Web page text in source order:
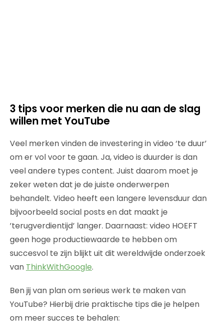
3 tips voor merken die nu aan de slag
willen met YouTube
Veel merken vinden de investering in video ‘te duur’
om er vol voor te gaan. Ja, video is duurder is dan
veel andere types content. Juist daarom moet je
zeker weten dat je de juiste onderwerpen
behandelt. Video heeft een langere levensduur dan
bijvoorbeeld social posts en dat maakt je
’terugverdientijd’ langer. Daarnaast: video HOEFT
geen hoge productiewaarde te hebben om
succesvol te zijn blijkt uit dit wereldwijde onderzoek
van ThinkWithGoogle.
Ben jij van plan om serieus werk te maken van
YouTube? Hierbij drie praktische tips die je helpen
om meer succes te behalen: